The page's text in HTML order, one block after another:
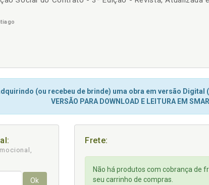
- +
(ou recebeu de brinde) uma obra em versão
VERSÃO PARA DOWNLOAD E LEITURA EM
Ok
Frete:
Não há produtos com cobrança de
seu carrinho de compras.